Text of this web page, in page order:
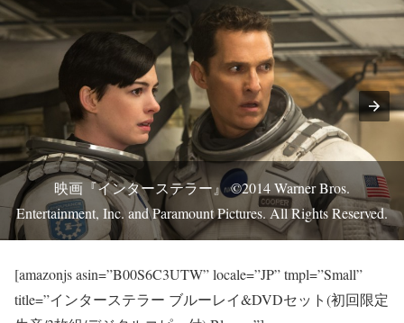
映画『インターステラー』 ©2014 Warner Bros.
Entertainment, Inc. and Paramount Pictures. All Rights Reserved.
[amazonjs asin=”B00S6C3UTW” locale=”JP” tmpl=”Small”
title=”インターステラー ブルーレイ&DVDセット(初回限定